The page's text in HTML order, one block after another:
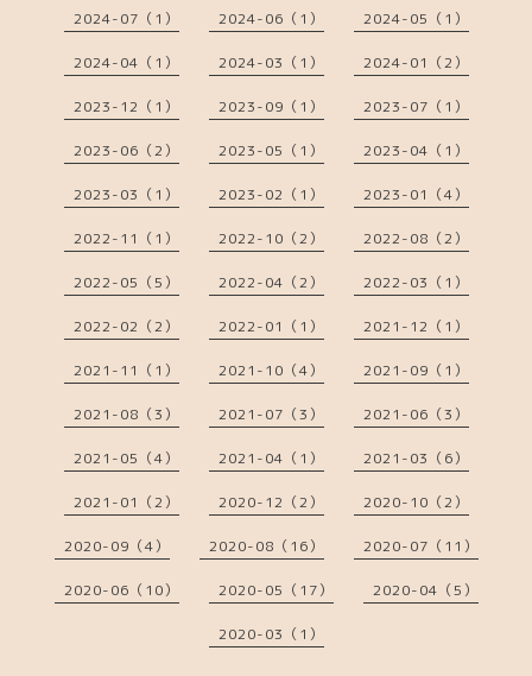
2024-07（1） 2024-06（1） 2024-05（1）
2024-04（1） 2024-03（1） 2024-01（2）
2023-12（1） 2023-09（1） 2023-07（1）
2023-06（2） 2023-05（1） 2023-04（1）
2023-03（1） 2023-02（1） 2023-01（4）
2022-11（1） 2022-10（2） 2022-08（2）
2022-05（5） 2022-04（2） 2022-03（1）
2022-02（2） 2022-01（1） 2021-12（1）
2021-11（1） 2021-10（4） 2021-09（1）
2021-08（3） 2021-07（3） 2021-06（3）
2021-05（4） 2021-04（1） 2021-03（6）
2021-01（2） 2020-12（2） 2020-10（2）
2020-09（4） 2020-08（16） 2020-07（11）
2020-06（10） 2020-05（17） 2020-04（5）
2020-03（1）